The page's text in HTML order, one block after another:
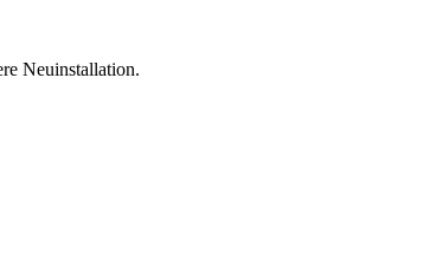
Neuinstallation.